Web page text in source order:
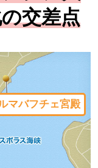
交差点
マバフチェ宮殿